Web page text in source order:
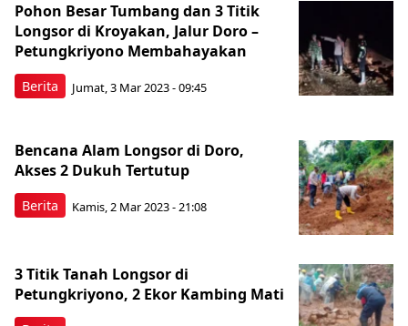
Berita
Pohon Besar Tumbang dan 3 Titik
Longsor di Kroyakan, Jalur Doro –
Petungkriyono Membahayakan
Jumat, 3 Mar 2023 - 09:45
Berita
Bencana Alam Longsor di Doro,
Akses 2 Dukuh Tertutup
Kamis, 2 Mar 2023 - 21:08
3 Titik Tanah Longsor di
Petungkriyono, 2 Ekor Kambing Mati